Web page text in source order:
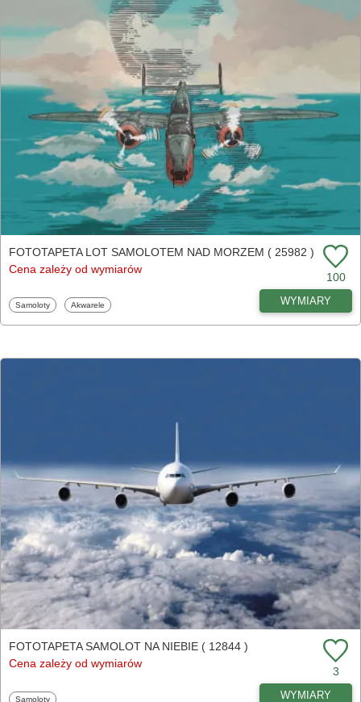
FOTOTAPETA LOT SAMOLOTEM NAD MORZEM ( 25982 )
Cena zależy od wymiarów
100
Fototapety
Samoloty Fototapety
Akwarele WYMIARY
FOTOTAPETA SAMOLOT NA NIEBIE ( 12844 )
Cena zależy od wymiarów
3
Fototapety
Samoloty WYMIARY